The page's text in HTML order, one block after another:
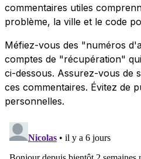
commentaires utiles
problème, la ville et le code
Méfiez-vous des "numéros
comptes de "récupération"
ci-dessous. Assurez-vous de
ces commentaires. Évitez de
personnelles.